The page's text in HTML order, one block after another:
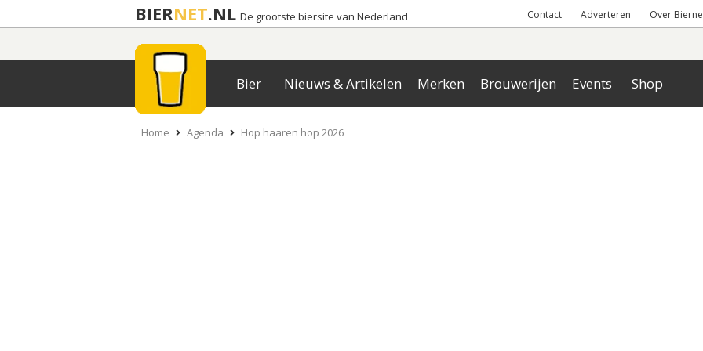
BIERNET.NL De grootste biersite van Nederland Contact Adverteren Over
Bier Nieuws & Artikelen Merken Brouwerijen Events Shop
Home Agenda Hop haaren hop 2026